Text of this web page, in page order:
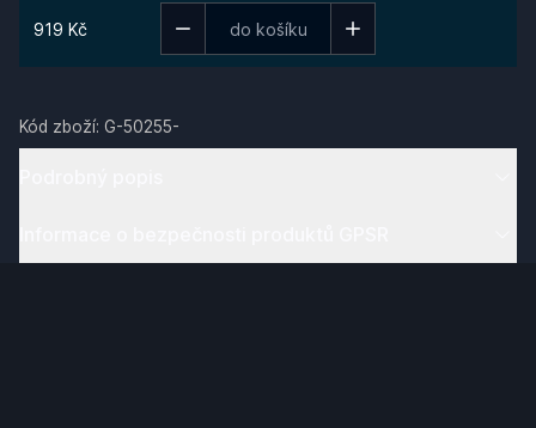
919 Kč
Kód zboží: G-50255-